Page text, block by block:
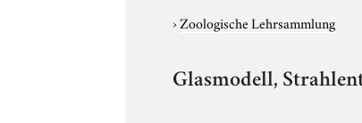
›Zoologische Lehrsammlung
Glasmodell,